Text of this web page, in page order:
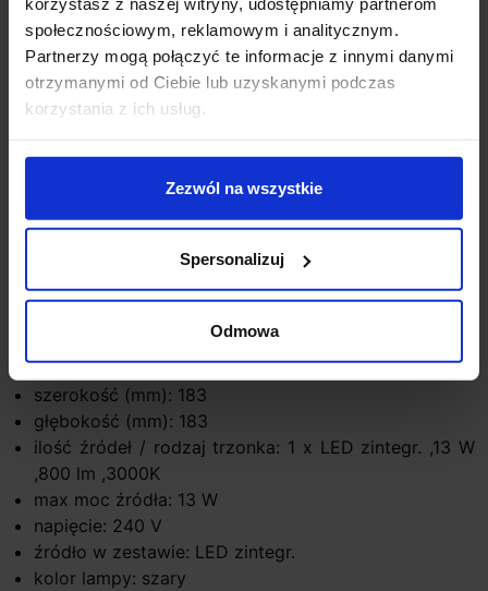
społecznościowym, reklamowym i analitycznym.
Partnerzy mogą połączyć te informacje z innymi danymi
otrzymanymi od Ciebie lub uzyskanymi podczas
korzystania z ich usług.
Zezwól na wszystkie
Spersonalizuj
Odmowa
Opis
montażu na ścianie lub suficie. Okrągła oprawa posiada
ozdobną, aluminiową ramę w kolorze szarym. Źródłem
Lampa oświetli zarówno taras jak i przestrzeń nad
drzwiami wejściowymi.
Parametry techniczne:
wysokość (mm): 48
szerokość (mm): 183
głębokość (mm): 183
ilość źródeł / rodzaj trzonka: 1 x LED zintegr. ,13 W
,800 lm ,3000K
max moc źródła: 13 W
napięcie: 240 V
źródło w zestawie: LED zintegr.
kolor lampy: szary